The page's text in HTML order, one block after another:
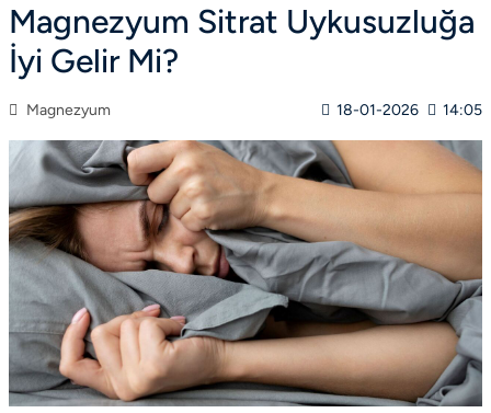
Magnezyum Sitrat Uykusuzluğa
İyi Gelir Mi?
Magnezyum 18-01-2026 14:05